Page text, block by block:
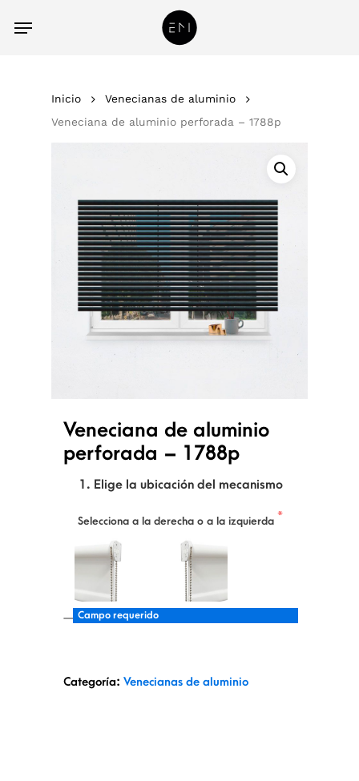
Menu
Inicio
Venecianas de aluminio
Veneciana de aluminio perforada – 1788p
Veneciana de aluminio
perforada – 1788p
1. Elige la ubicación del mecanismo
Selecciona a la derecha o a la izquierda
Campo requerido
Categoría: Venecianas de aluminio